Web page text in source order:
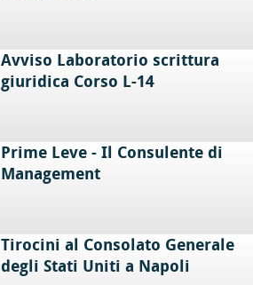
Avviso Laboratorio scrittura
giuridica Corso L-14
Prime Leve - Il Consulente di
Management
Tirocini al Consolato Generale
degli Stati Uniti a Napoli